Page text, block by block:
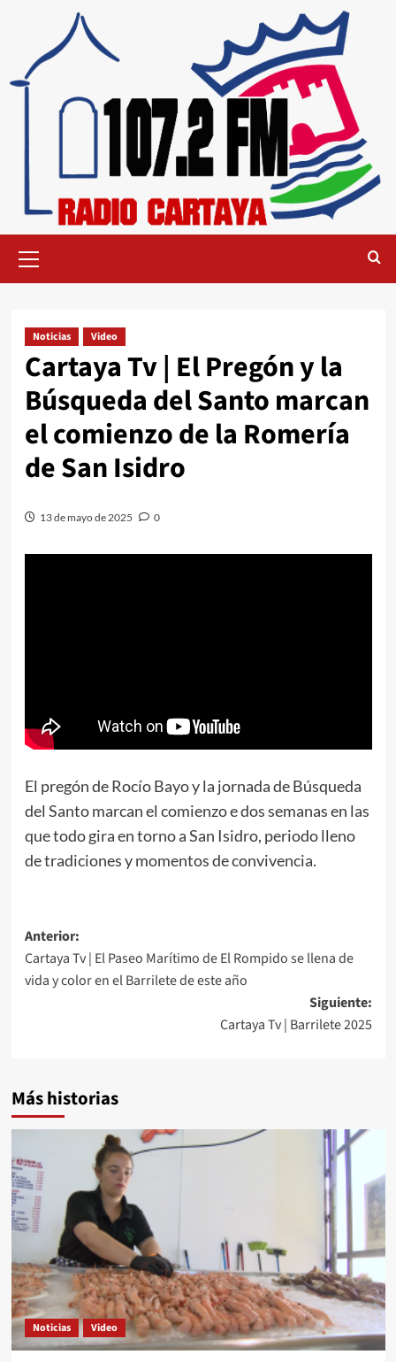
Noticias Video
Cartaya Tv | El Pregón y la
Búsqueda del Santo marcan
el comienzo de la Romería
de San Isidro
13 de mayo de 2025 0
El pregón de Rocío Bayo y la jornada de Búsqueda
del Santo marcan el comienzo e dos semanas en las
que todo gira en torno a San Isidro, periodo lleno
de tradiciones y momentos de convivencia.
Anterior:
Cartaya Tv | El Paseo Marítimo de El Rompido se llena de
vida y color en el Barrilete de este año
Siguiente:
Cartaya Tv | Barrilete 2025
Más historias
Noticias Video